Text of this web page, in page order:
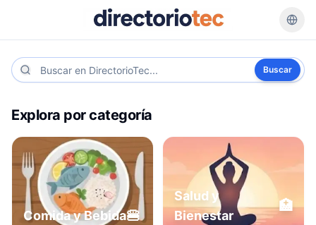
Buscar
Explora por categoría
Comida y Bebida🍔
Salud y
Bienestar
🏥